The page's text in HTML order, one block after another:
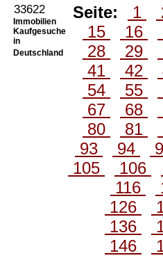
33622
Immobilien
Kaufgesuche
in
Deutschland
Seite: 1
15
16
28
29
41
42
54
55
67
68
80
81
93
94
105
106
116
126
136
146